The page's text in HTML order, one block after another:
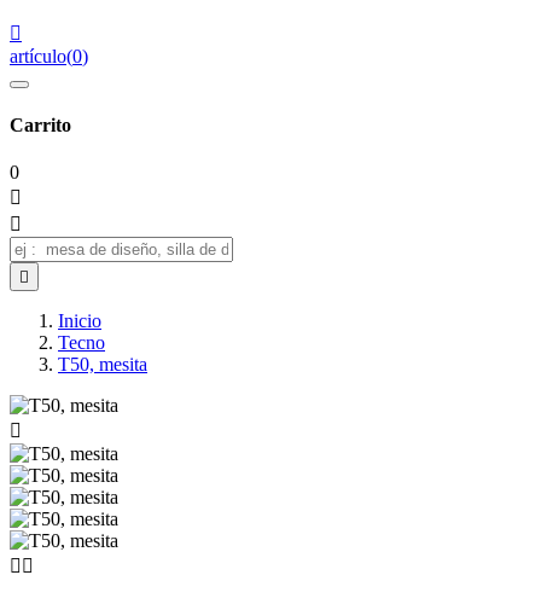

artículo(0)
Carrito
0



Inicio
Tecno
T50, mesita

 